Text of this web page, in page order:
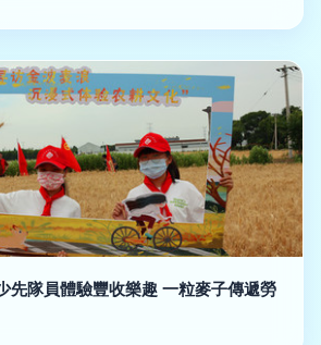
先隊員體驗豐收樂趣 一粒麥子傳遞勞